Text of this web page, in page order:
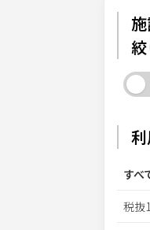
すべ
税抜